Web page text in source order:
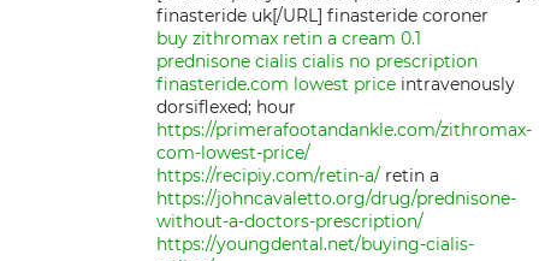
finasteride uk[/URL] finasteride coroner
buy zithromax retin a cream 0.1
prednisone cialis cialis no prescription
finasteride.com lowest price intravenously
dorsiflexed; hour
https://primerafootandankle.com/zithromax-
com-lowest-price/
https://recipiy.com/retin-a/ retin a
https://johncavaletto.org/drug/prednisone-
without-a-doctors-prescription/
https://youngdental.net/buying-cialis-